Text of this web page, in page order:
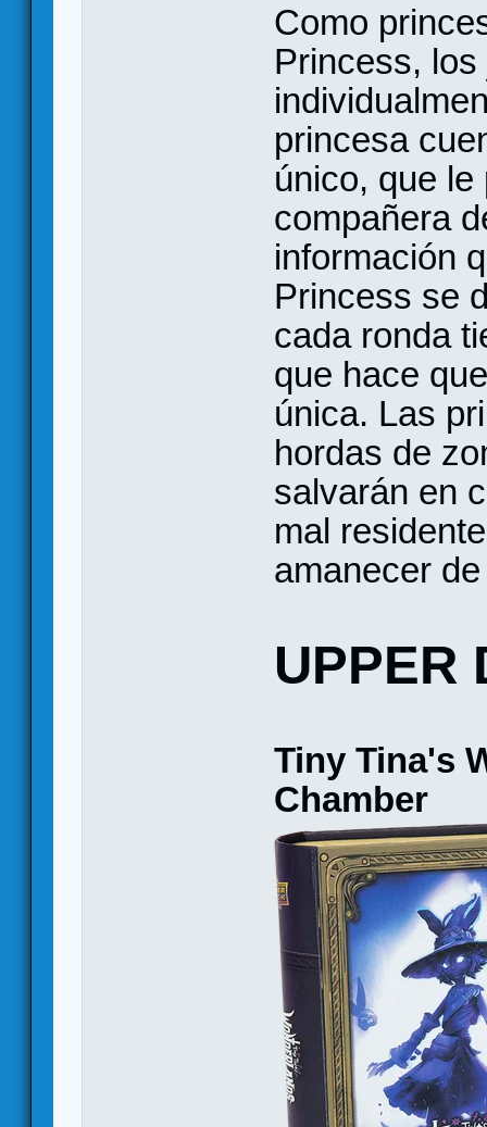
Como
Princess,
princesa
único, que
compañera
información
Princess se
cada ronda
que hace
única. Las
hordas de
salvarán en
mal
amanecer
UPPER
Tiny Tina's
Chamber